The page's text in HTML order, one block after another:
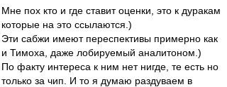
Мне пох кто и где ставит оценки, это к дуракам
которые на это ссылаются.)
Эти сабжи имеют переспективы примерно как
и Тимоха, даже лобируемый аналитоном.)
По факту интереса к ним нет нигде, те есть но
только за чип. И то я думаю раздуваем в